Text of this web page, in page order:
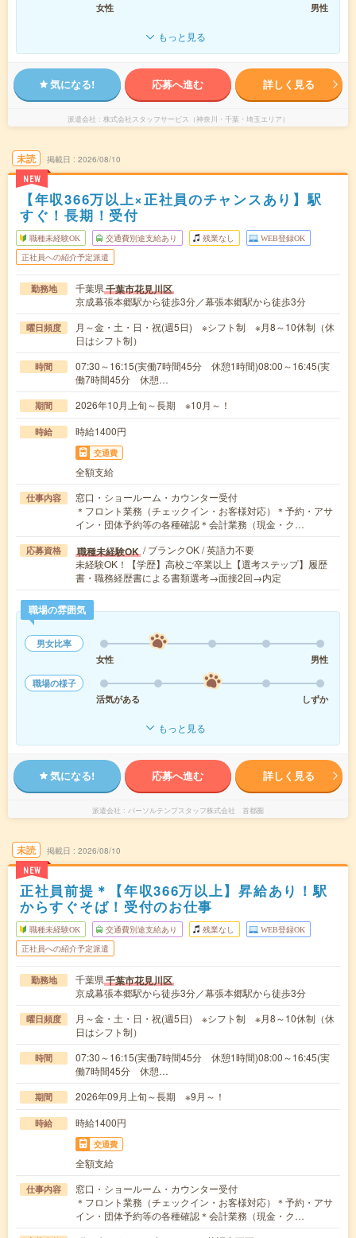
女性
男性
もっと見る
気になる! 応募へ進む 詳しく見る
派遣会社 株式会社スタッフサービス（神奈川・千葉・埼玉エリア）
未読
NEW
掲載日 2026/08/10
【年収366万以上×正社員のチャンスあり】駅
すぐ！長期！受付
職種未経験OK 交通費別途支給あり 残業なし WEB登録OK
正社員への紹介予定派遣
勤務地 千葉県千葉市花見川区
京成幕張本郷駅から徒歩3分／幕張本郷駅から徒歩3分
曜日頻度
月～金・土・日・祝(週5日) ※シフト制 ※月8～10休制（休
日はシフト制）
時間
07:30～16:15(実働7時間45分 休憩1時間)08:00～16:45(実
働7時間45分 休憩…
期間 2026年10月上旬～長期 ※10月～！
時給 時給1400円
交通費
全額支給
仕事内容
窓口・ショールーム・カウンター受付
＊フロント業務（チェックイン・お客様対応）＊予約・アサ
イン・団体予約等の各種確認＊会計業務（現金・ク…
応募資格 職種未経験OK / ブランクOK / 英語力不要
未経験OK！【学歴】高校ご卒業以上【選考ステップ】履歴
書・職務経歴書による書類選考→面接2回→内定
職場の雰囲気
男女比率
女性
男性
職場の様子
活気がある
しずか
もっと見る
気になる! 応募へ進む 詳しく見る
派遣会社 パーソルテンプスタッフ株式会社 首都圏
未読
NEW
掲載日 2026/08/10
正社員前提＊【年収366万以上】昇給あり！駅
からすぐそば！受付のお仕事
職種未経験OK 交通費別途支給あり 残業なし WEB登録OK
正社員への紹介予定派遣
勤務地 千葉県千葉市花見川区
京成幕張本郷駅から徒歩3分／幕張本郷駅から徒歩3分
曜日頻度
月～金・土・日・祝(週5日) ※シフト制 ※月8～10休制（休
日はシフト制）
時間
07:30～16:15(実働7時間45分 休憩1時間)08:00～16:45(実
働7時間45分 休憩…
期間 2026年09月上旬～長期 ※9月～！
時給 時給1400円
交通費
全額支給
仕事内容
窓口・ショールーム・カウンター受付
＊フロント業務（チェックイン・お客様対応）＊予約・アサ
イン・団体予約等の各種確認＊会計業務（現金・ク…